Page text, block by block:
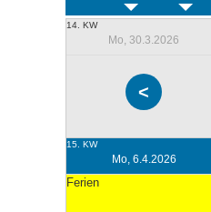
14. KW
Mo, 30.3.2026
15. KW
Mo, 6.4.2026
Ferien